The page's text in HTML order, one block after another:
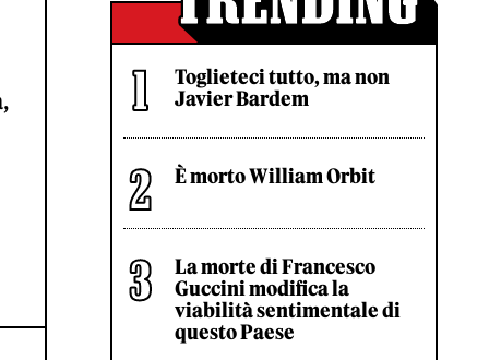
Toglieteci tutto, ma non
Javier Bardem
È morto William Orbit
La morte di Francesco
Guccini modifica la
viabilità sentimentale di
questo Paese